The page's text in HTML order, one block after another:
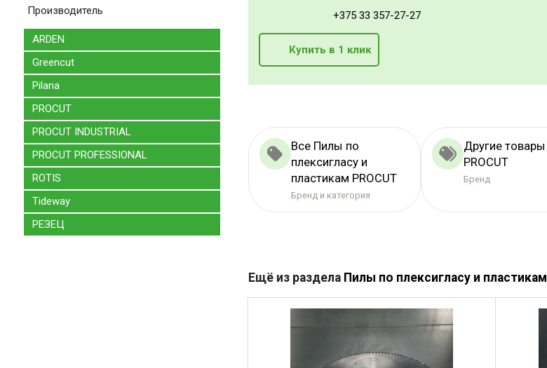
Производитель
ARDEN
Greencut
Pilana
PROCUT
PROCUT INDUSTRIAL
PROCUT PROFESSIONAL
ROTIS
Tideway
РЕЗЕЦ
+375 33 357-27-27
Купить в 1 клик
Все Пилы по
плексигласу и
пластикам PROCUT
Бренд и категория
Другие товары
PROCUT
Бренд
Ещё из раздела Пилы по плексигласу и пластикам